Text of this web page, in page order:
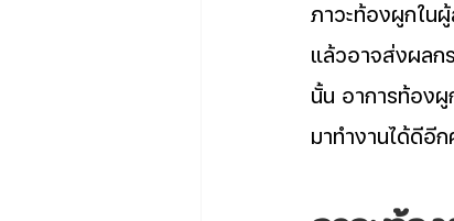
ภาวะท้องผูกใน
แล้วอาจส่งผลก
นั้น อาการท้องผู
มาทำงานได้ดีอีก